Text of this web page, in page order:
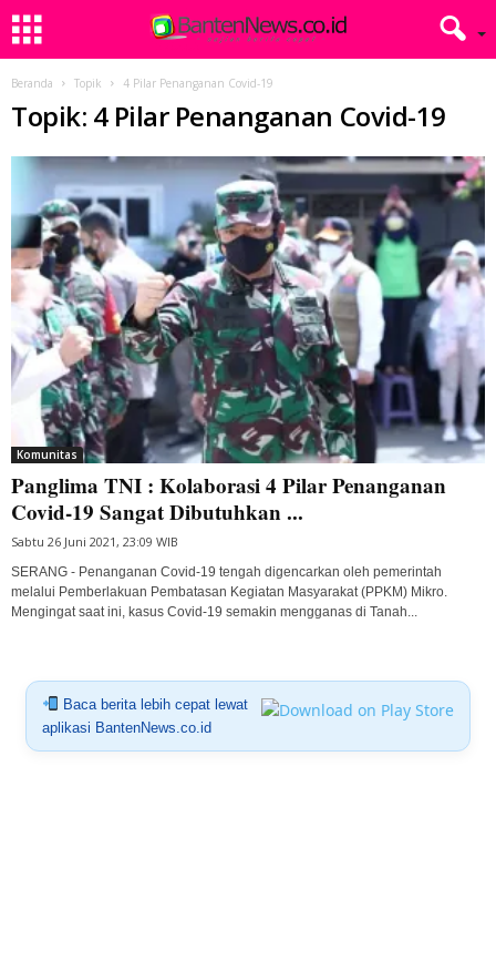
Beranda Topik 4 Pilar Penanganan Covid-19
Topik: 4 Pilar Penanganan Covid-19
Komunitas
Panglima TNI : Kolaborasi 4 Pilar Penanganan
Covid-19 Sangat Dibutuhkan ...
Sabtu 26 Juni 2021, 23:09 WIB
SERANG - Penanganan Covid-19 tengah digencarkan oleh pemerintah
melalui Pemberlakuan Pembatasan Kegiatan Masyarakat (PPKM) Mikro.
Mengingat saat ini, kasus Covid-19 semakin mengganas di Tanah...
Baca berita lebih cepat lewat
aplikasi BantenNews.co.id